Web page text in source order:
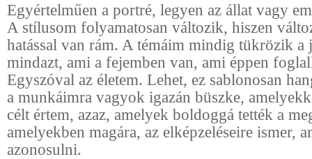
Egyértelműen a portré, legyen az állat vagy
A stílusom folyamatosan változik, hiszen
hatással van rám. A témáim mindig tükrözik a
mindazt, ami a fejemben van, ami éppen
Egyszóval az életem. Lehet, ez sablonosan
a munkáimra vagyok igazán büszke,
célt értem, azaz, amelyek boldoggá tették a
amelyekben magára, az elképzeléseire ismer,
azonosulni.